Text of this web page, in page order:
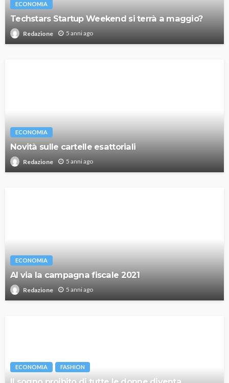
ECONOMIA
Techstars Startup Weekend si terrà a maggio?
Redazione 5 anni ago
ECONOMIA
Novità sulle cartelle esattoriali
Redazione 5 anni ago
ECONOMIA
Al via la campagna fiscale 2021
Redazione 5 anni ago
ECONOMIA FASHION